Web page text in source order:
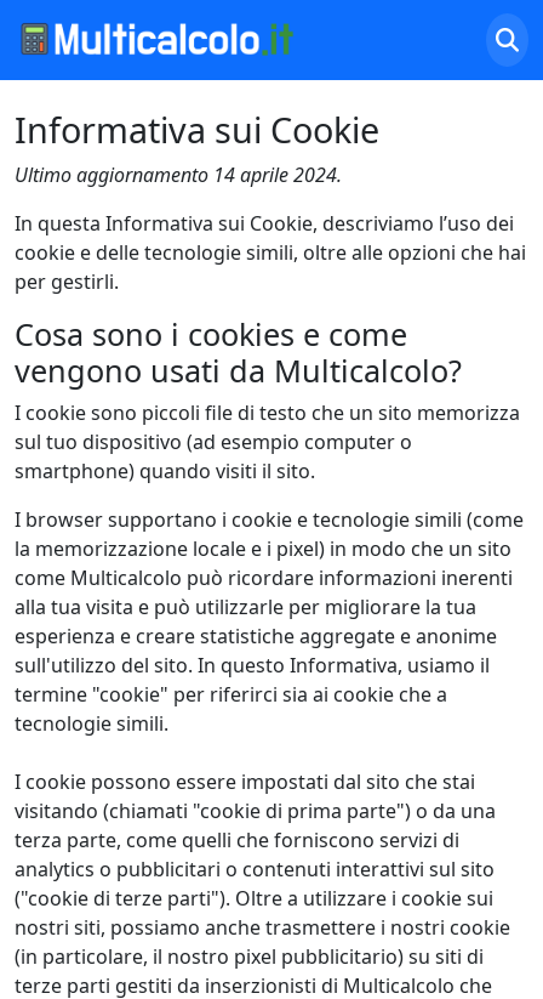
Informativa sui Cookie
Ultimo aggiornamento 14 aprile 2024.
In questa Informativa sui Cookie, descriviamo l’uso dei
cookie e delle tecnologie simili, oltre alle opzioni che hai
per gestirli.
Cosa sono i cookies e come
vengono usati da Multicalcolo?
I cookie sono piccoli file di testo che un sito memorizza
sul tuo dispositivo (ad esempio computer o
smartphone) quando visiti il sito.
I browser supportano i cookie e tecnologie simili (come
la memorizzazione locale e i pixel) in modo che un sito
come Multicalcolo può ricordare informazioni inerenti
alla tua visita e può utilizzarle per migliorare la tua
esperienza e creare statistiche aggregate e anonime
sull'utilizzo del sito. In questo Informativa, usiamo il
termine "cookie" per riferirci sia ai cookie che a
tecnologie simili.
I cookie possono essere impostati dal sito che stai
visitando (chiamati "cookie di prima parte") o da una
terza parte, come quelli che forniscono servizi di
analytics o pubblicitari o contenuti interattivi sul sito
("cookie di terze parti"). Oltre a utilizzare i cookie sui
nostri siti, possiamo anche trasmettere i nostri cookie
(in particolare, il nostro pixel pubblicitario) su siti di
terze parti gestiti da inserzionisti di Multicalcolo che